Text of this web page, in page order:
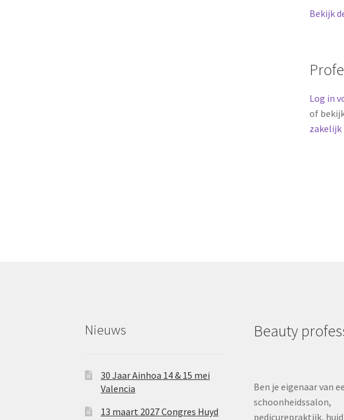
Bekijk
Log in
of
Nieuws
30 Jaar Ainhoa 14 & 15 mei
Valencia
13 maart 2027 Congres Huyd
Beauty
Ben je eigenaar van
schoonheidssalon,
pedicurepraktijk,